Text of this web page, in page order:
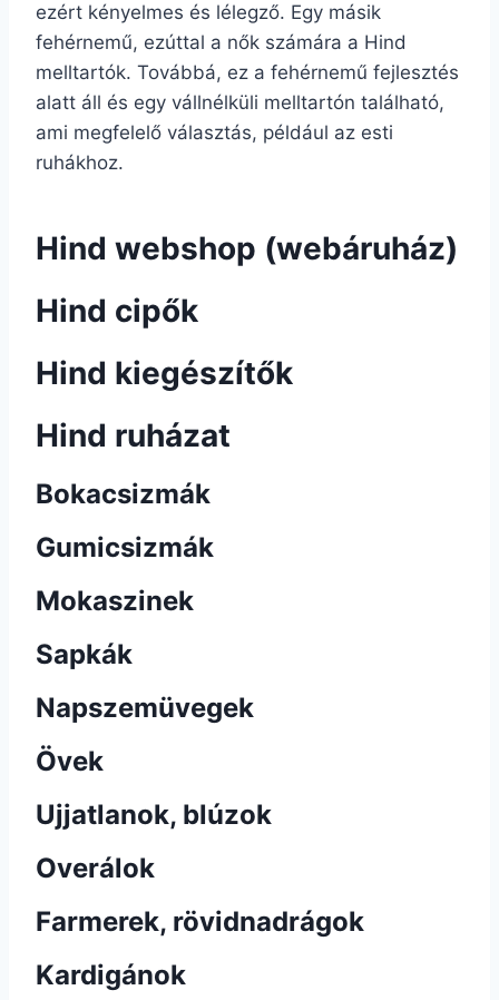
ezért kényelmes és lélegző. Egy másik
fehérnemű, ezúttal a nők számára a Hind
melltartók. Továbbá, ez a fehérnemű fejlesztés
alatt áll és egy vállnélküli melltartón található,
ami megfelelő választás, például az esti
ruhákhoz.
Hind webshop (webáruház)
Hind cipők
Hind kiegészítők
Hind ruházat
Bokacsizmák
Gumicsizmák
Mokaszinek
Sapkák
Napszemüvegek
Övek
Ujjatlanok, blúzok
Overálok
Farmerek, rövidnadrágok
Kardigánok